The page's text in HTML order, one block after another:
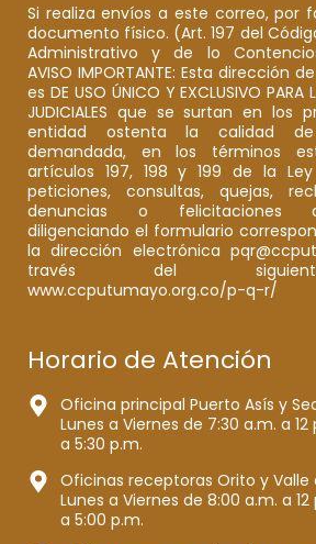
Si realiza envíos a este correo, por
documento físico. (Art. 197 del
Administrativo y de lo
AVISO IMPORTANTE: Esta dirección
es DE USO ÚNICO Y EXCLUSIVO PARA
JUDICIALES que se surtan en los
entidad ostenta la calidad
demandada, en los términos
artículos 197, 198 y 199 de la Ley
peticiones, consultas, quejas,
denuncias o felicitaciones
diligenciando el formulario
la dirección electrónica
través del
www.ccputumayo.org.co/p-q-r/
Horario de Atención
Oficina principal Puerto Asís y
Lunes a Viernes de 7:30 a.m. a
a 5:30 p.m.
Oficinas receptoras Orito y Valle
Lunes a Viernes de 8:00 a.m. a
a 5:00 p.m.